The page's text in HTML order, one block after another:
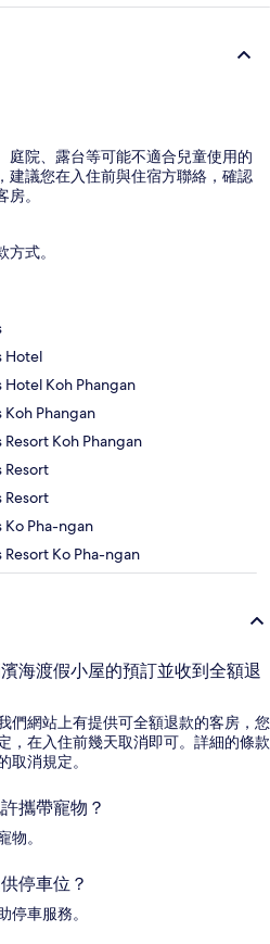
庭院、露台等可能不適合兒童使用的
建議您在入住前與住宿方聯絡，確認
。
式。
Hotel
Koh Phangan
Phangan
Koh Phangan
Resort
Resort
Ko Pha-ngan
Ko Pha-ngan
海渡假小屋的預訂並收到全額退
們網站上有提供可全額退款的客房，您
，在入住前幾天取消即可。詳細的條款
取消規定。
攜帶寵物？
物。
停車位？
停車服務。